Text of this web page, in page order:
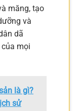
măng, tạo
và
dã
mọi
là gì?
sử